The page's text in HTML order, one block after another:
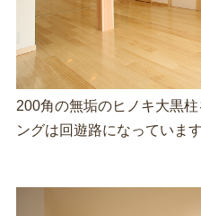
200角の無垢のヒノキ大黒
ングは回遊路になっています